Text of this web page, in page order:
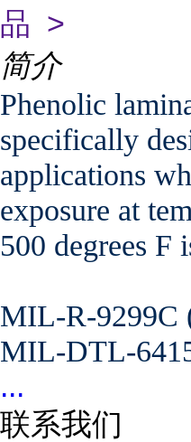
品 >
简介
Phenolic
specifically
applications
exposure at
500 degrees F
MIL-R-9299C
MIL-DTL-
...
联系我们